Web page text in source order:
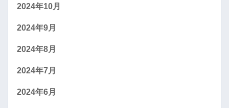
2024年10月
2024年9月
2024年8月
2024年7月
2024年6月